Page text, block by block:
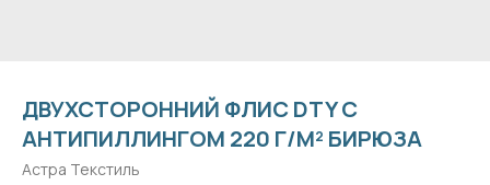
ДВУХСТОРОННИЙ ФЛИС DTY С
АНТИПИЛЛИНГОМ 220 Г/М² БИРЮЗА
Астра Текстиль